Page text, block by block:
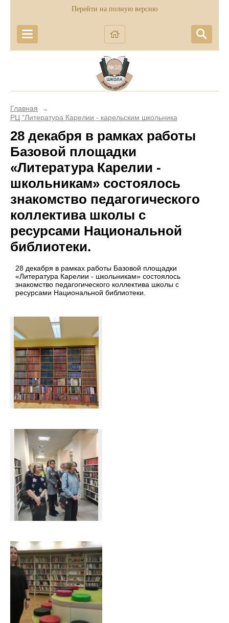
Перейти на полную версию
Главная →
РЦ "Литература Карелии - карельским школьникам"
28 декабря в рамках работы
Базовой площадки
«Литература Карелии -
школьникам» состоялось
знакомство педагогического
коллектива школы с
ресурсами Национальной
библиотеки.
28 декабря в рамках работы Базовой площадки
«Литература Карелии - школьникам» состоялось
знакомство педагогического коллектива школы с
ресурсами Национальной библиотеки.